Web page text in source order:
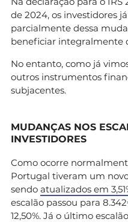
de 2024, os investidores
parcialmente dessa
beneficiar integralmente
No entanto, como já
outros instrumentos
subjacentes.
MUDANÇAS NOS
INVESTIDORES
Como ocorre
Portugal tiveram um
sendo atualizados em
escalão passou para
12,50%. Já o último